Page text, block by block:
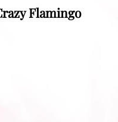
Flamingo